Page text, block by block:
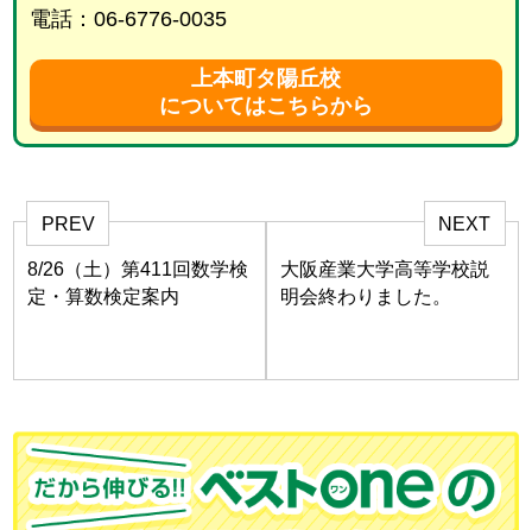
電話：06-6776-0035
上本町タ陽丘校
についてはこちらから
PREV
8/26（土）第411回数学検
定・算数検定案内
NEXT
大阪産業大学高等学校説
明会終わりました。